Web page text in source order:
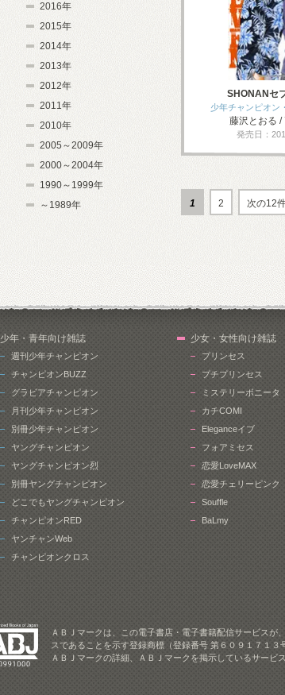
SHONANセ
少年チャンピオン
藤沢とおる /
発売日：
1 2 次の12
2016年
2015年
2014年
2013年
2012年
2011年
2010年
2005～2009年
2000～2004年
1990～1999年
～1989年
少年・青年向け雑誌
週刊少年チャンピオン
チャンピオンBUZZ
グラビアチャンピオン
月刊少年チャンピオン
別冊少年チャンピオン
ヤングチャンピオン
ヤングチャンピオン烈
別冊ヤングチャンピオン
どこでもヤングチャンピオン
チャンピオンRED
ヤンチャンWeb
チャンピオンクロス
少女・女性向け雑誌
プリンセス
プチプリンセス
ミステリーボニータ
カチCOMI
Eleganceイブ
フォアミセス
恋愛LoveMAX
恋愛チェリーピンク
Souffle
BaLmy
ＡＢＪマークは、この電子書店・電子書籍配信サービス
スであることを示す登録商標（登録番号 第６０９１７１３
ＡＢＪマークの詳細、ＡＢＪマークを掲示しているサービ